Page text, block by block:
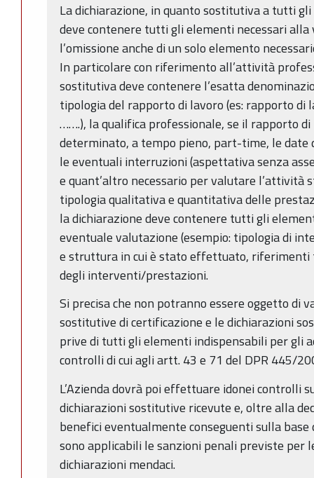
La dichiarazione, in quanto sostitutiva a tutti
deve contenere tutti gli elementi necessari
l’omissione anche di un solo elemento
In particolare con riferimento all’attività
sostitutiva deve contenere l’esatta
tipologia del rapporto di lavoro (es: rapporto di
…….), la qualifica professionale, se il rapporto
determinato, a tempo pieno, part-time, le date
le eventuali interruzioni (aspettativa senza
e quant’altro necessario per valutare l’attività
tipologia qualitativa e quantitativa delle
la dichiarazione deve contenere tutti gli
eventuale valutazione (esempio: tipologia di
e struttura in cui è stato effettuato, riferimenti
degli interventi/prestazioni.
Si precisa che non potranno essere oggetto di
sostitutive di certificazione e le dichiarazioni
prive di tutti gli elementi indispensabili per gli
controlli di cui agli artt. 43 e 71 del DPR 445/
L’Azienda dovrà poi effettuare idonei controlli
dichiarazioni sostitutive ricevute e, oltre alla
benefici eventualmente conseguenti sulla
sono applicabili le sanzioni penali previste per
dichiarazioni mendaci.